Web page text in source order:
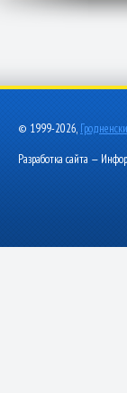
© 1999-2026,
Разработка сайта —